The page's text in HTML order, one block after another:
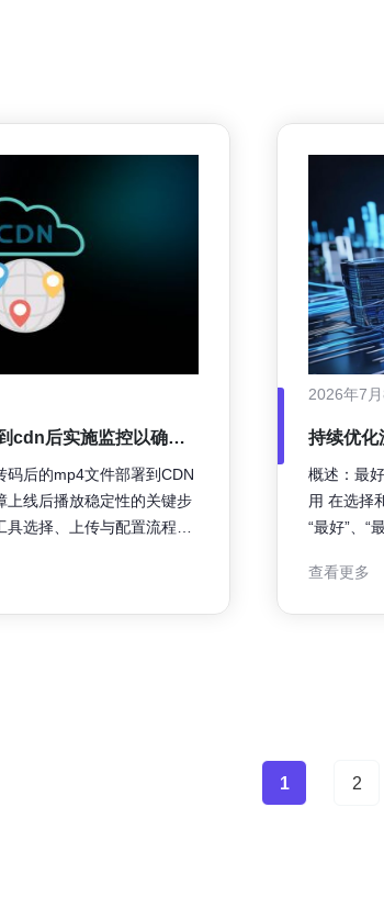
cdn后实施监控以确保
码后的mp4文件部署到CDN
上线后播放稳定性的关键步
选择、上传与配置流程、
团队在短周期内可控上线
2026年7月
持续优化
概述：最
用 在选择
“最好”、“
日志）；
查看更多
1 2